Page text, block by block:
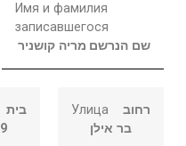
Имя и фамилия
записавшегося
שם הנרשם מריה קושניר
בית
Улица
רחוב
בר אילן